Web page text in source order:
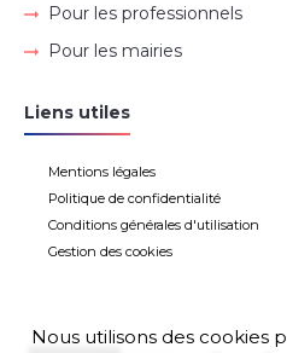
Pour les professionnels
Pour les mairies
Liens utiles
Mentions légales
Politique de confidentialité
Conditions générales d'utilisation
Gestion des cookies
Nous utilisons des cookies